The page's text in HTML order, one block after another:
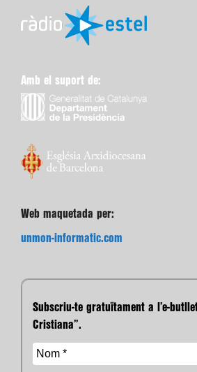
Amb el suport de:
Web maquetada per:
unmon-informatic.com
Subscriu-te gratuïtament a l’e-
Cristiana”.